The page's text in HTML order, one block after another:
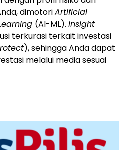
dimotoriArtificial
(AI-ML). Insight
terkurasi terkait investasi
), sehingga Anda dapat
melalui media sesuai